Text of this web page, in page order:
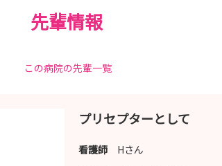
先輩情報
この病院の先輩一覧
プリセプターとして
看護師 Hさん